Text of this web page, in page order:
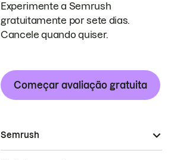
Experimente a Semrush
gratuitamente por sete dias.
Cancele quando quiser.
Começar avaliação gratuita
Semrush